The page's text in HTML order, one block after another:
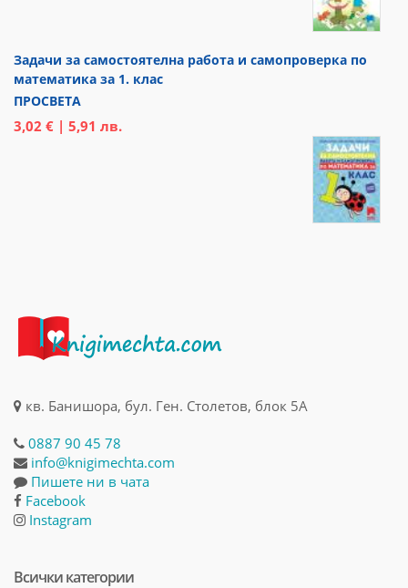
Задачи за самостоятелна работа и самопроверка по
математика за 1. клас
ПРОСВЕТА
3,02 € | 5,91 лв.
кв. Банишора, бул. Ген. Столетов, блок 5А
0887 90 45 78
info@knigimechta.com
Пишете ни в чата
Facebook
Instagram
Всички категории